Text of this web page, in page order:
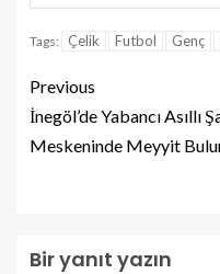
Tags: Çelik Futbol Genç
Previous
İnegöl’de Yabancı Asıllı
Meskeninde Meyyit
Bir yanıt yazın